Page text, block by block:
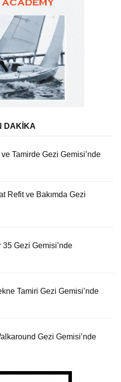
DAKİKA
Tamirde Gezi Gemisi’nde
Refit ve Bakımda Gezi
Gezi Gemisi’nde
Tamiri Gezi Gemisi’nde
Gezi Gemisi’nde